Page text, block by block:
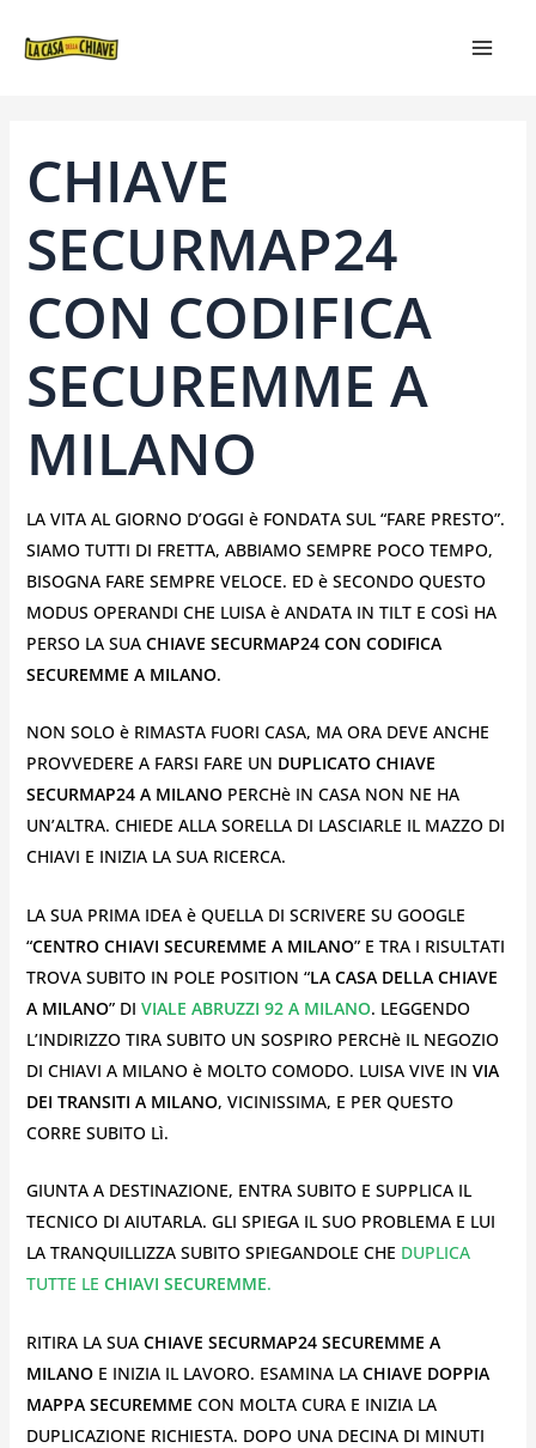
CHIAVE
SECURMAP24
CON CODIFICA
SECUREMME A
MILANO
LA VITA AL GIORNO D’OGGI è FONDATA SUL “FARE PRESTO”.
SIAMO TUTTI DI FRETTA, ABBIAMO SEMPRE POCO TEMPO,
BISOGNA FARE SEMPRE VELOCE. ED è SECONDO QUESTO
MODUS OPERANDI CHE LUISA è ANDATA IN TILT E COSì HA
PERSO LA SUA CHIAVE SECURMAP24 CON CODIFICA
SECUREMME A MILANO.
NON SOLO è RIMASTA FUORI CASA, MA ORA DEVE ANCHE
PROVVEDERE A FARSI FARE UN DUPLICATO CHIAVE
SECURMAP24 A MILANOPERCHè IN CASA NON NE HA
UN’ALTRA. CHIEDE ALLA SORELLA DI LASCIARLE IL MAZZO DI
CHIAVI E INIZIA LA SUA RICERCA.
LA SUA PRIMA IDEA è QUELLA DI SCRIVERE SU GOOGLE
“CENTRO CHIAVI SECUREMME A MILANO” E TRA I RISULTATI
TROVA SUBITO IN POLE POSITION “LA CASA DELLA CHIAVE
A MILANO” DI VIALE ABRUZZI 92 A MILANO. LEGGENDO
L’INDIRIZZO TIRA SUBITO UN SOSPIRO PERCHè IL NEGOZIO
DI CHIAVI A MILANO è MOLTO COMODO. LUISA VIVE IN VIA
DEI TRANSITI A MILANO, VICINISSIMA, E PER QUESTO
CORRE SUBITO Lì.
GIUNTA A DESTINAZIONE, ENTRA SUBITO E SUPPLICA IL
TECNICO DI AIUTARLA. GLI SPIEGA IL SUO PROBLEMA E LUI
LA TRANQUILLIZZA SUBITO SPIEGANDOLE CHE DUPLICA
TUTTE LE CHIAVI SECUREMME.
RITIRA LA SUA CHIAVE SECURMAP24 SECUREMME A
MILANO E INIZIA IL LAVORO. ESAMINA LACHIAVE DOPPIA
MAPPA SECUREMME CON MOLTA CURA E INIZIA LA
DUPLICAZIONE RICHIESTA. DOPO UNA DECINA DI MINUTI
ARTICOLI